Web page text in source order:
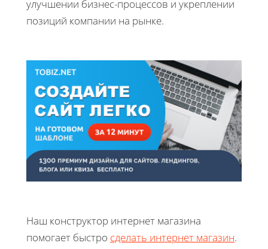
улучшении бизнес-процессов и укреплении
позиций компании на рынке.
Наш конструктор интернет магазина
помогает быстро сделать интернет магазин.